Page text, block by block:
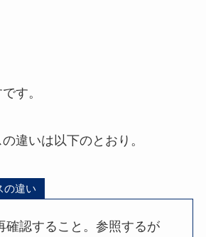
す。
違いは以下のとおり。
の違い
確認すること。参照するが